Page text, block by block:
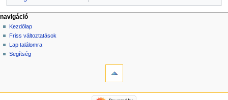
navigáció
Kezdőlap
Friss változtatások
Lap találomra
Segítség